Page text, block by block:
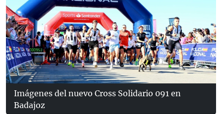
Imágenes del nuevo Cross Solidario 091 en
Badajoz